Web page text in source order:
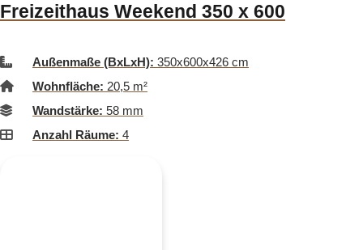
Freizeithaus Weekend 350 x 600
Außenmaße (BxLxH): 350x600x426 cm
Wohnfläche: 20,5 m²
Wandstärke: 58 mm
Anzahl Räume: 4